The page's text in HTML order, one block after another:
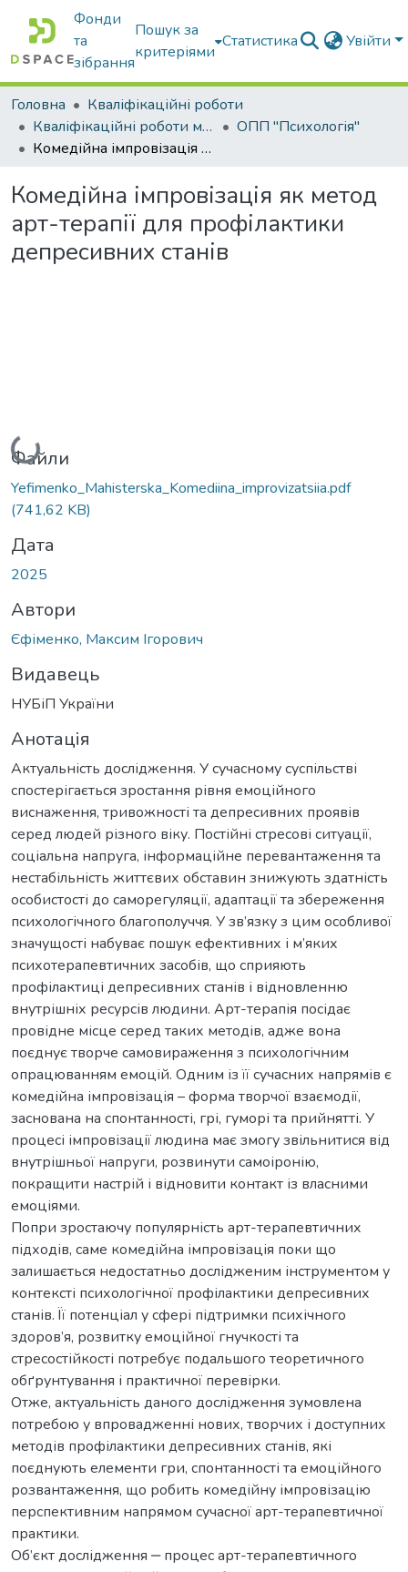
Фонди
та
зібрання
Пошук за
критеріями
Статистика Увійти
Головна
Кваліфікаційні роботи
Кваліфікаційні роботи магістрів
ОПП "Психологія"
Комедійна імпровізація як метод арт-терапії для профілактики депресивних станів
Комедійна імпровізація як метод
арт-терапії для профілактики
депресивних станів
Вантажиться...
Файли
Yefimenko_Mahisterska_Komediina_improvizatsiia.pdf
(741,62 KB)
Дата
2025
Автори
Єфіменко, Максим Ігорович
Видавець
НУБіП України
Анотація
Актуальність дослідження. У сучасному суспільстві
спостерігається зростання рівня емоційного
виснаження, тривожності та депресивних проявів
серед людей різного віку. Постійні стресові ситуації,
соціальна напруга, інформаційне перевантаження та
нестабільність життєвих обставин знижують здатність
особистості до саморегуляції, адаптації та збереження
психологічного благополуччя. У зв’язку з цим особливої
значущості набуває пошук ефективних і м’яких
психотерапевтичних засобів, що сприяють
профілактиці депресивних станів і відновленню
внутрішніх ресурсів людини. Арт-терапія посідає
провідне місце серед таких методів, адже вона
поєднує творче самовираження з психологічним
опрацюванням емоцій. Одним із її сучасних напрямів є
комедійна імпровізація – форма творчої взаємодії,
заснована на спонтанності, грі, гуморі та прийнятті. У
процесі імпровізації людина має змогу звільнитися від
внутрішньої напруги, розвинути самоіронію,
покращити настрій і відновити контакт із власними
емоціями.
Попри зростаючу популярність арт-терапевтичних
підходів, саме комедійна імпровізація поки що
залишається недостатньо дослідженим інструментом у
контексті психологічної профілактики депресивних
станів. Її потенціал у сфері підтримки психічного
здоров’я, розвитку емоційної гнучкості та
стресостійкості потребує подальшого теоретичного
обґрунтування і практичної перевірки.
Отже, актуальність даного дослідження зумовлена
потребою у впровадженні нових, творчих і доступних
методів профілактики депресивних станів, які
поєднують елементи гри, спонтанності та емоційного
розвантаження, що робить комедійну імпровізацію
перспективним напрямом сучасної арт-терапевтичної
практики.
Об’єкт дослідження ‒ процес арт-терапевтичного